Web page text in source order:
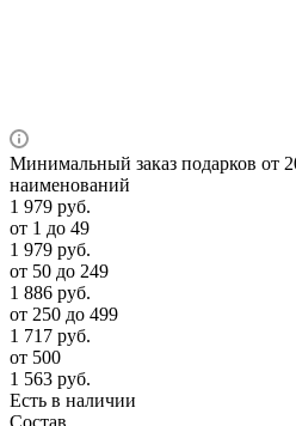
Минимальный заказ подарков от
наименований
1 979 руб.
от 1 до 49
1 979 руб.
от 50 до 249
1 886 руб.
от 250 до 499
1 717 руб.
от 500
1 563 руб.
Есть в наличии
Состав